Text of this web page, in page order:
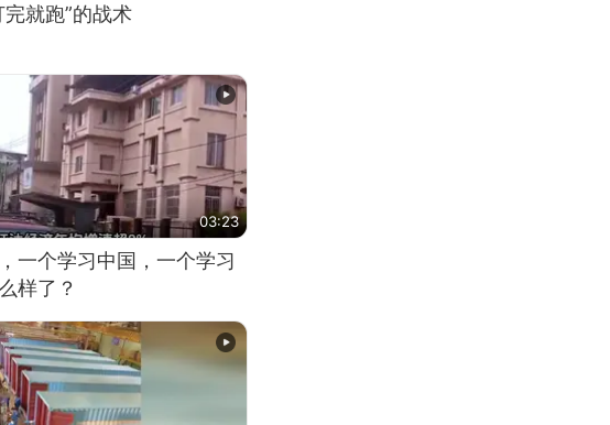
就跑”的战术
03:23
一个学习中国，一个学习
样了？